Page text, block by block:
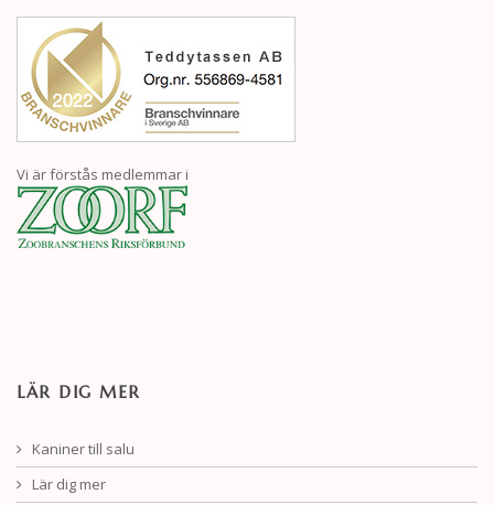
Vi är förstås medlemmar i
LÄR DIG MER
Kaniner till salu
Lär dig mer